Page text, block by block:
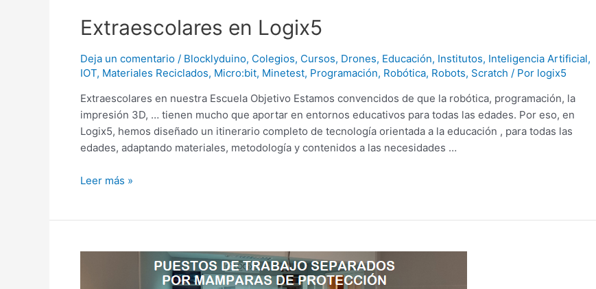
Extraescolares en Logix5
Deja un comentario / Blocklyduino, Colegios, Cursos, Drones, Educación, Institutos, Inteligencia Artificial,
IOT, Materiales Reciclados, Micro:bit, Minetest, Programación, Robótica, Robots, Scratch / Por logix5
Extraescolares en nuestra Escuela Objetivo Estamos convencidos de que la robótica, programación, la
impresión 3D, … tienen mucho que aportar en entornos educativos para todas las edades. Por eso, en
Logix5, hemos diseñado un itinerario completo de tecnología orientada a la educación , para todas las
edades, adaptando materiales, metodología y contenidos a las necesidades …
Extraescolares
en
Logix5
Leer más »